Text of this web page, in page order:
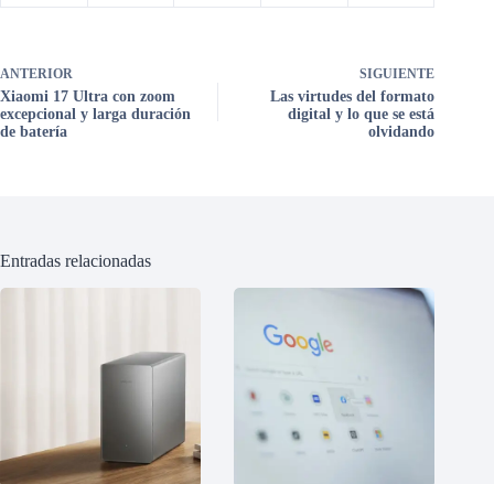
ANTERIOR
Xiaomi 17 Ultra con zoom
excepcional y larga duración
de batería
SIGUIENTE
Las virtudes del formato
digital y lo que se está
olvidando
Entradas relacionadas